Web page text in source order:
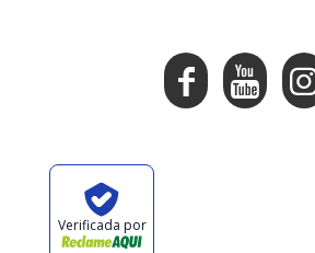
Verificada por